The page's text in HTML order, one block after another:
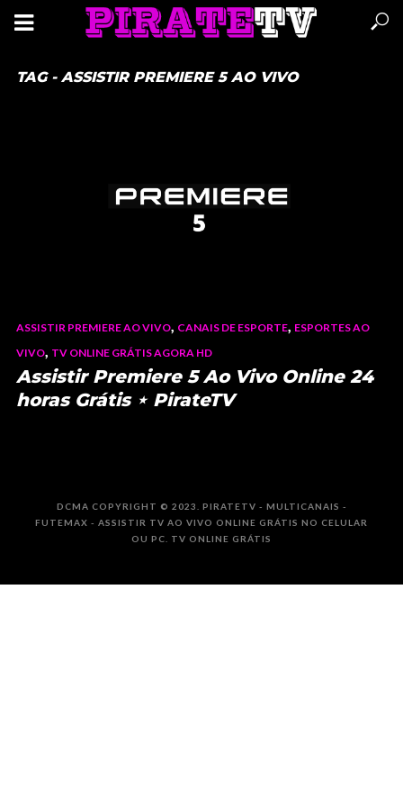
TAG - ASSISTIR PREMIERE 5 AO VIVO
ASSISTIR PREMIERE AO VIVO, CANAIS DE ESPORTE, ESPORTES AO
VIVO, TV ONLINE GRÁTIS AGORA HD
Assistir Premiere 5 Ao Vivo Online 24
horas Grátis ⋆ PirateTV
DCMA COPYRIGHT © 2023. PIRATETV - MULTICANAIS -
FUTEMAX - ASSISTIR TV AO VIVO ONLINE GRÁTIS NO CELULAR
OU PC. TV ONLINE GRÁTIS